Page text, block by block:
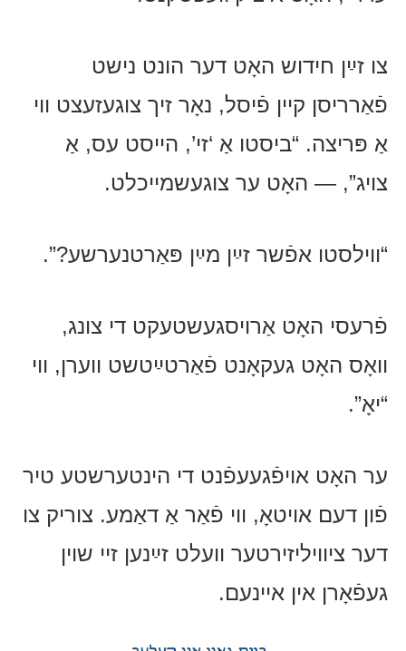
צו זײַן חידוש האָט דער הונט נישט
פֿאַרריסן קיין פֿיסל, נאָר זיך צוגעזעצט ווי
אַ פּריצה. “ביסטו אַ ‘זי’, הייסט עס, אַ
צויג”, — האָט ער צוגעשמייכלט.
“ווילסטו אפֿשר זײַן מײַן פּאַרטנערשע?”.
פֿרעסי האָט אַרויסגעשטעקט די צונג,
וואָס האָט געקאָנט פֿאַרטײַטשט ווערן, ווי
“יאָ”.
ער האָט אויפֿגעעפֿנט די הינטערשטע טיר
פֿון דעם אויטאָ, ווי פֿאַר אַ דאַמע. צוריק צו
דער ציוויליזירטער וועלט זײַנען זיי שוין
געפֿאָרן אין איינעם.